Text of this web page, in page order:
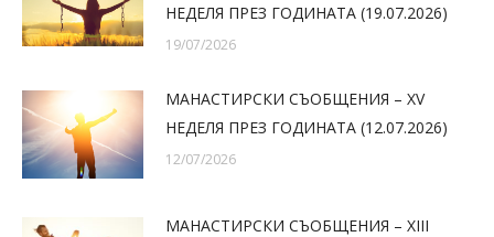
НЕДЕЛЯ ПРЕЗ ГОДИНАТА (19.07.2026)
19/07/2026
МАНАСТИРСКИ СЪОБЩЕНИЯ – XV
НЕДЕЛЯ ПРЕЗ ГОДИНАТА (12.07.2026)
12/07/2026
МАНАСТИРСКИ СЪОБЩЕНИЯ – XIII